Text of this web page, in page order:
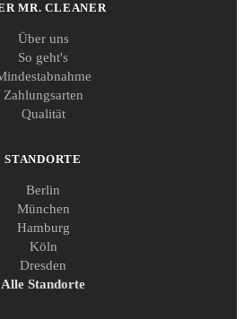
MR. CLEANER
Über uns
So geht's
Zahlungsarten
Qualität
STANDORTE
Berlin
München
Hamburg
Köln
Dresden
Alle Standorte